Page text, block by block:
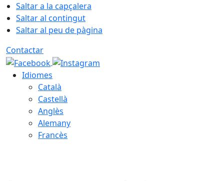
Saltar a la capçalera
Saltar al contingut
Saltar al peu de pàgina
Contactar
Idiomes
Català
Castellà
Anglès
Alemany
Francès